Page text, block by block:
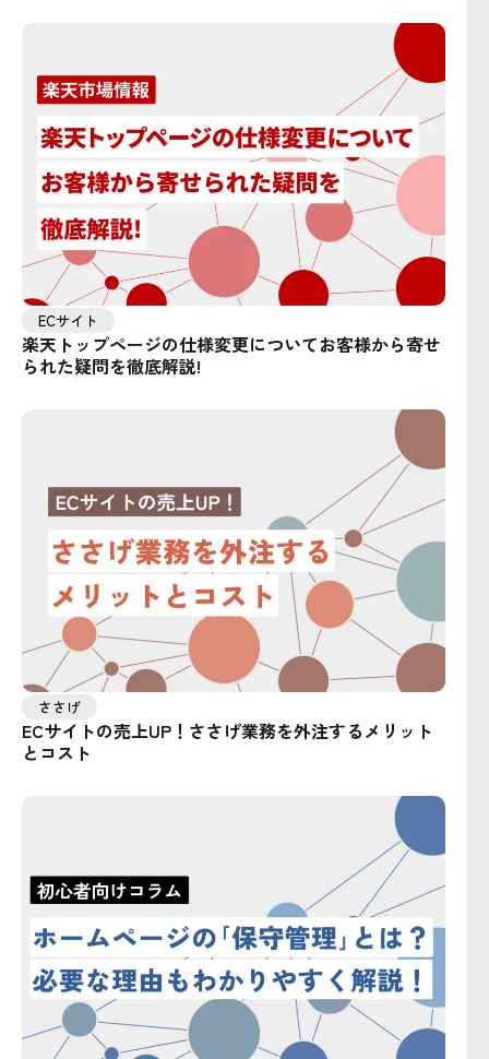
ECサイト
楽天トップページの仕様変更についてお客様から寄せ
られた疑問を徹底解説!
ささげ
ECサイトの売上UP！ささげ業務を外注するメリット
とコスト